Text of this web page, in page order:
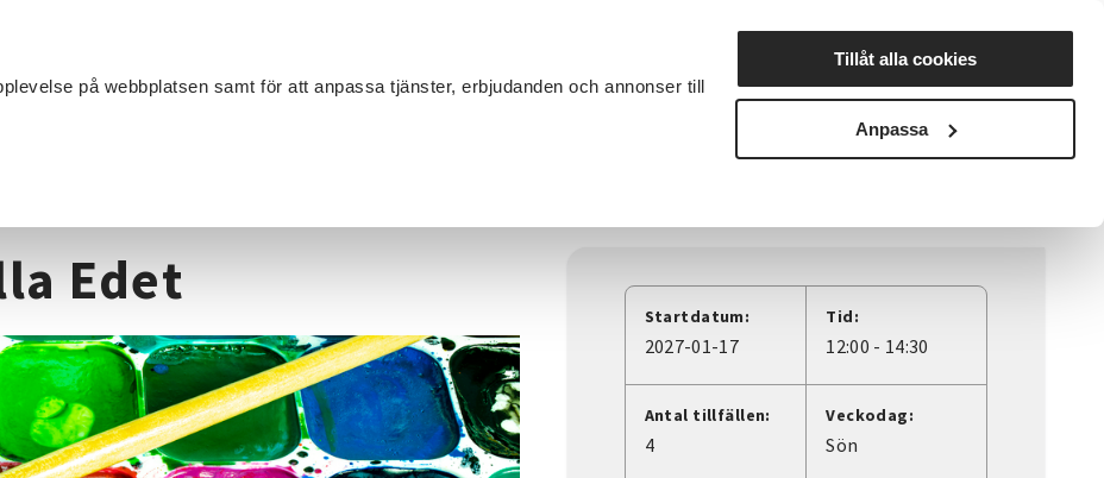
på webbplatsen samt för att anpassa tjänster, erbjudanden och annonser till
Tillåt alla cookies
Anpassa
Nyheter Avdelningar
Edet
Startdatum:
2027-01-17
Tid:
12:00 - 14:30
Antal tillfällen:
4
Veckodag:
Sön